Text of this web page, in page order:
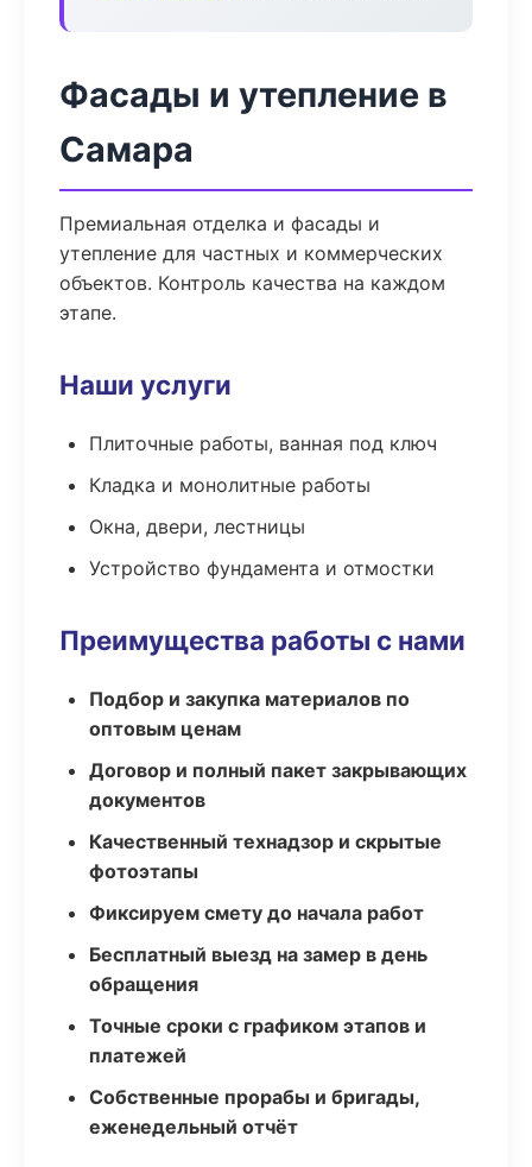
Фасады и утепление в
Самара
Премиальная отделка и фасады и
утепление для частных и коммерческих
объектов. Контроль качества на каждом
этапе.
Наши услуги
Плиточные работы, ванная под ключ
Кладка и монолитные работы
Окна, двери, лестницы
Устройство фундамента и отмостки
Преимущества работы с нами
Подбор и закупка материалов по
оптовым ценам
Договор и полный пакет закрывающих
документов
Качественный технадзор и скрытые
фотоэтапы
Фиксируем смету до начала работ
Бесплатный выезд на замер в день
обращения
Точные сроки с графиком этапов и
платежей
Собственные прорабы и бригады,
еженедельный отчёт